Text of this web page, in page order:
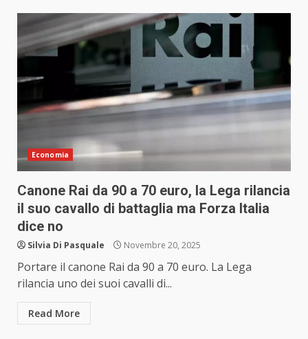
Economia
Canone Rai da 90 a 70 euro, la Lega rilancia
il suo cavallo di battaglia ma Forza Italia
dice no
Silvia Di Pasquale Novembre 20, 2025
Portare il canone Rai da 90 a 70 euro. La Lega
rilancia uno dei suoi cavalli di...
Read More